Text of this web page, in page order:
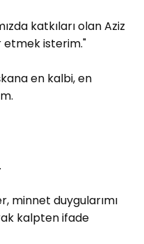
katkıları olan Aziz
etmek isterim."
en kalbi, en
minnet duygularımı
kalpten ifade